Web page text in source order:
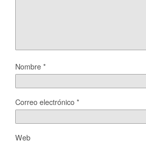
Nombre*
Correo electrónico*
Web